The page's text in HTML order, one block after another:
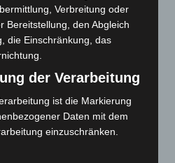
Fallzahl können darüber
Krankenhaus beispielsweise
Gesundheitsamt
Verstorbene aber in einem
war.
„genesen“ gilt das
es länger als 14 Tage
aufgezählten
Verbreitung oder
Bereitstellung, den Abgleich
die Einschränkung, das
der Verarbeitung
ist die Markierung
Daten mit dem
einzuschränken.